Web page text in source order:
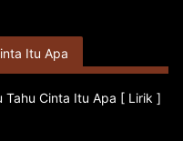
Itu Apa
Tahu Cinta Itu Apa [ Lirik ]